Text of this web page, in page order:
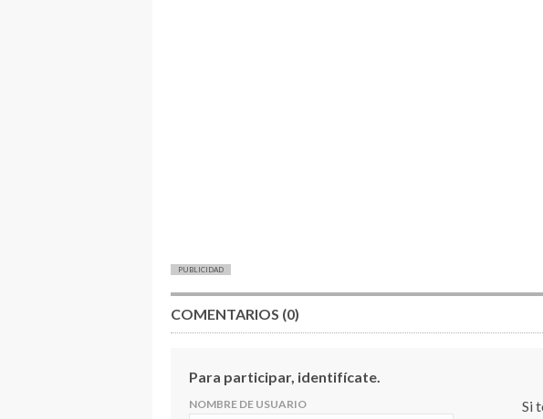
PUBLICIDAD
COMENTARIOS (0)
Para participar, identifícate.
NOMBRE DE USUARIO
Si